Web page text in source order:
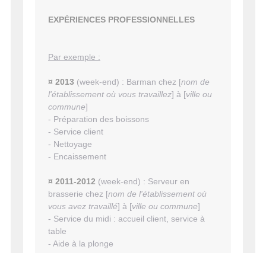
EXPÉRIENCES PROFESSIONNELLES
Par exemple :
¤ 2013 (week-end) : Barman chez [nom de
l'établissement où vous travaillez] à [ville ou
commune]
- Préparation des boissons
- Service client
- Nettoyage
- Encaissement
¤ 2011-2012 (week-end) : Serveur en
brasserie chez [nom de l'établissement où
vous avez travaillé] à [ville ou commune]
- Service du midi : accueil client, service à
table
- Aide à la plonge